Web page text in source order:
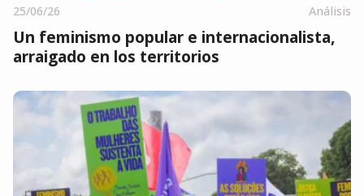
25/06/26 Análisis
Un feminismo popular e internacionalista,
arraigado en los territorios